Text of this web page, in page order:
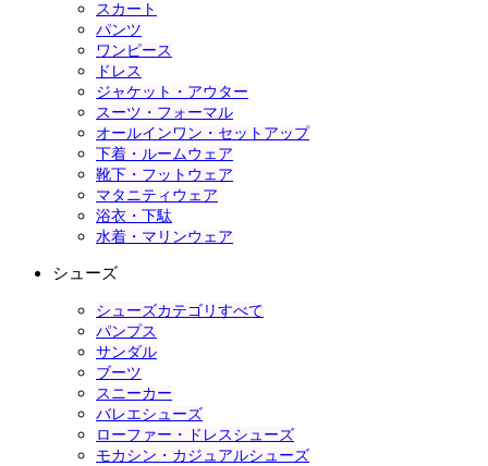
スカート
パンツ
ワンピース
ドレス
ジャケット・アウター
スーツ・フォーマル
オールインワン・セットアップ
下着・ルームウェア
靴下・フットウェア
マタニティウェア
浴衣・下駄
水着・マリンウェア
シューズ
シューズカテゴリすべて
パンプス
サンダル
ブーツ
スニーカー
バレエシューズ
ローファー・ドレスシューズ
モカシン・カジュアルシューズ